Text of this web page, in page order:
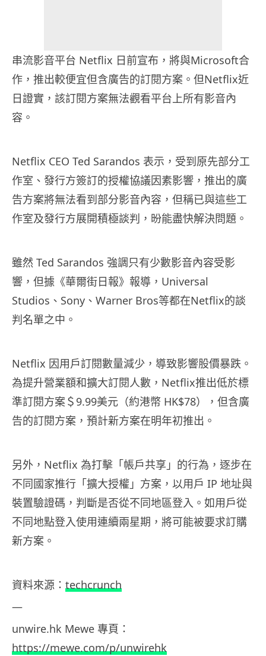
串流影音平台 Netflix 日前宣布，將與Microsoft合
作，推出較便宜但含廣告的訂閱方案。但Netflix近
日證實，該訂閱方案無法觀看平台上所有影音內
容。
Netflix CEO Ted Sarandos 表示，受到原先部分工
作室、發行方簽訂的授權協議因素影響，推出的廣
告方案將無法看到部分影音內容，但稱已與這些工
作室及發行方展開積極談判，昐能盡快解決問題。
雖然 Ted Sarandos 強調只有少數影音內容受影
響，但據《華爾街日報》報導，Universal
Studios、Sony、Warner Bros等都在Netflix的談
判名單之中。
Netflix 因用戶訂閱數量減少，導致影響股價暴跌。
為提升營業額和擴大訂閱人數，Netflix推出低於標
準訂閱方案＄9.99美元（約港幣 HK$78），但含廣
告的訂閱方案，預計新方案在明年初推出。
另外，Netflix 為打擊「帳戶共享」的行為，逐步在
不同國家推行「擴大授權」方案，以用戶 IP 地址與
裝置驗證碼，判斷是否從不同地區登入。如用戶從
不同地點登入使用連續兩星期，將可能被要求訂購
新方案。
資料來源： techcrunch
—
unwire.hk Mewe 專頁：
https://mewe.com/p/unwirehk